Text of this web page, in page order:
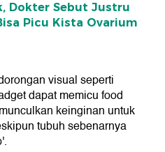
Dokter Sebut Justru
Picu Kista Ovarium
visual seperti
dapat memicu food
keinginan untuk
tubuh sebenarnya